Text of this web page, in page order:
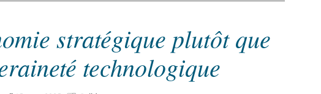
stratégique plutôt que
technologique